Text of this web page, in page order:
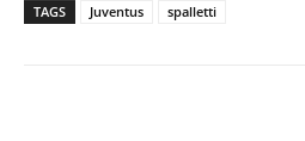
TAGS Juventus spalletti